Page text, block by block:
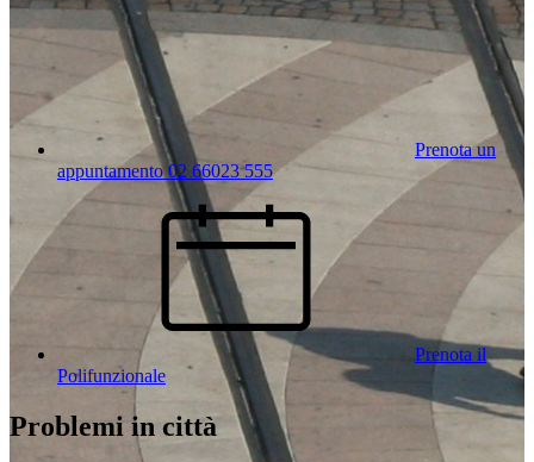
Prenota un
appuntamento 02 66023 555
Prenota il
Polifunzionale
Problemi in città